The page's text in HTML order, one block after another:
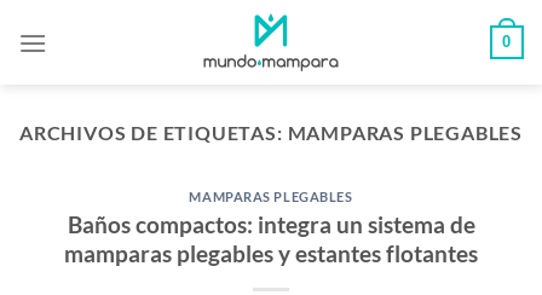
0
ARCHIVOS DE ETIQUETAS: MAMPARAS PLEGABLES
MAMPARAS PLEGABLES
Baños compactos: integra un sistema de
mamparas plegables y estantes flotantes